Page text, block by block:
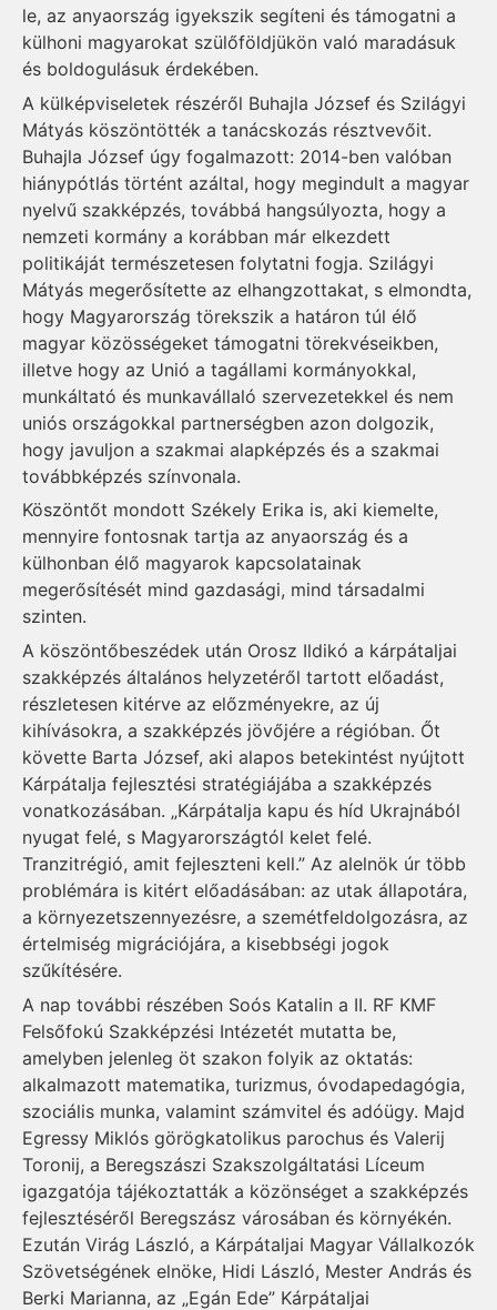
le, az anyaország igyekszik segíteni és támogatni a
külhoni magyarokat szülőföldjükön való maradásuk
és boldogulásuk érdekében.
A külképviseletek részéről Buhajla József és Szilágyi
Mátyás köszöntötték a tanácskozás résztvevőit.
Buhajla József úgy fogalmazott: 2014-ben valóban
hiánypótlás történt azáltal, hogy megindult a magyar
nyelvű szakképzés, továbbá hangsúlyozta, hogy a
nemzeti kormány a korábban már elkezdett
politikáját természetesen folytatni fogja. Szilágyi
Mátyás megerősítette az elhangzottakat, s elmondta,
hogy Magyarország törekszik a határon túl élő
magyar közösségeket támogatni törekvéseikben,
illetve hogy az Unió a tagállami kormányokkal,
munkáltató és munkavállaló szervezetekkel és nem
uniós országokkal partnerségben azon dolgozik,
hogy javuljon a szakmai alapképzés és a szakmai
továbbképzés színvonala.
Köszöntőt mondott Székely Erika is, aki kiemelte,
mennyire fontosnak tartja az anyaország és a
külhonban élő magyarok kapcsolatainak
megerősítését mind gazdasági, mind társadalmi
szinten.
A köszöntőbeszédek után Orosz Ildikó a kárpátaljai
szakképzés általános helyzetéről tartott előadást,
részletesen kitérve az előzményekre, az új
kihívásokra, a szakképzés jövőjére a régióban. Őt
követte Barta József, aki alapos betekintést nyújtott
Kárpátalja fejlesztési stratégiájába a szakképzés
vonatkozásában. „Kárpátalja kapu és híd Ukrajnából
nyugat felé, s Magyarországtól kelet felé.
Tranzitrégió, amit fejleszteni kell.” Az alelnök úr több
problémára is kitért előadásában: az utak állapotára,
a környezetszennyezésre, a szemétfeldolgozásra, az
értelmiség migrációjára, a kisebbségi jogok
szűkítésére.
A nap további részében Soós Katalin a II. RF KMF
Felsőfokú Szakképzési Intézetét mutatta be,
amelyben jelenleg öt szakon folyik az oktatás:
alkalmazott matematika, turizmus, óvodapedagógia,
szociális munka, valamint számvitel és adóügy. Majd
Egressy Miklós görögkatolikus parochus és Valerij
Toronij, a Beregszászi Szakszolgáltatási Líceum
igazgatója tájékoztatták a közönséget a szakképzés
fejlesztéséről Beregszász városában és környékén.
Ezután Virág László, a Kárpátaljai Magyar Vállalkozók
Szövetségének elnöke, Hidi László, Mester András és
Berki Marianna, az „Egán Ede” Kárpátaljai